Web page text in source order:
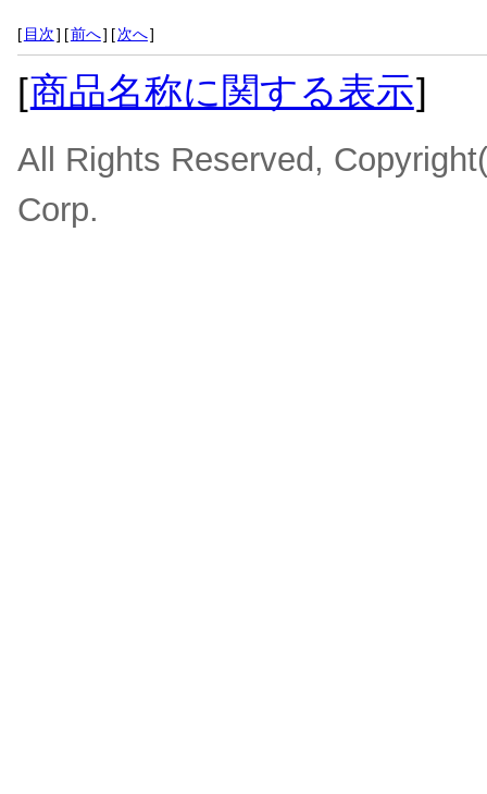
[ 目次] [前へ] [次へ]
[商品名称に関する表示]
All Rights Reserved,
Corp.